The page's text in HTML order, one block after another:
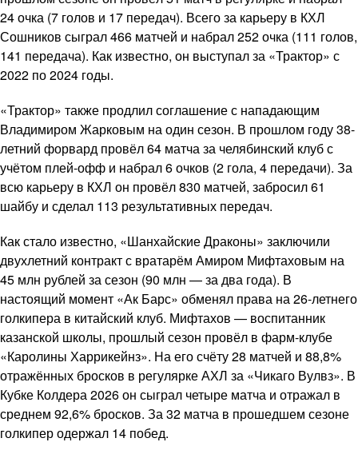
24 очка (7 голов и 17 передач). Всего за карьеру в КХЛ
Сошников сыграл 466 матчей и набрал 252 очка (111 голов,
141 передача). Как известно, он выступал за «Трактор» с
2022 по 2024 годы.
«Трактор» также продлил соглашение с нападающим
Владимиром Жарковым на один сезон. В прошлом году 38-
летний форвард провёл 64 матча за челябинский клуб с
учётом плей-офф и набрал 6 очков (2 гола, 4 передачи). За
всю карьеру в КХЛ он провёл 830 матчей, забросил 61
шайбу и сделал 113 результативных передач.
Как стало известно, «Шанхайские Драконы» заключили
двухлетний контракт с вратарём Амиром Мифтаховым на
45 млн рублей за сезон (90 млн — за два года). В
настоящий момент «Ак Барс» обменял права на 26-летнего
голкипера в китайский клуб. Мифтахов — воспитанник
казанской школы, прошлый сезон провёл в фарм-клубе
«Каролины Харрикейнз». На его счёту 28 матчей и 88,8%
отражённых бросков в регулярке АХЛ за «Чикаго Вулвз». В
Кубке Колдера 2026 он сыграл четыре матча и отражал в
среднем 92,6% бросков. За 32 матча в прошедшем сезоне
голкипер одержал 14 побед.